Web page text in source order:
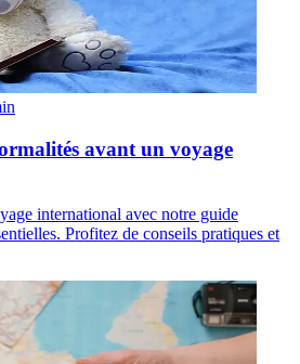
avant un voyage
international avec notre guide
Profitez de conseils pratiques et